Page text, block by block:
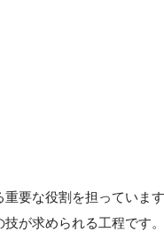
要な役割を担っていま
が求められる工程です。